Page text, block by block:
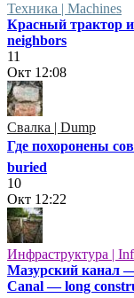
Техника | Machines
Красный трактор и
neighbors
11
Окт 12:08
Свалка | Dump
Где похоронены
buried
10
Окт 12:22
Инфраструктура |
Мазурский канал
Canal — long